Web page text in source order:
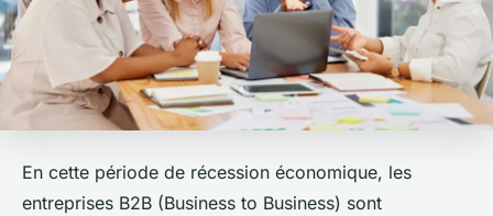
En cette période de récession économique, les
entreprises B2B (Business to Business) sont